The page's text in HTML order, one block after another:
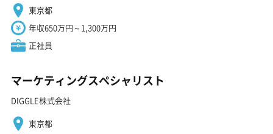
東京都
年収650万円～1,300万円
正社員
マーケティングスペシャリスト
DIGGLE株式会社
東京都